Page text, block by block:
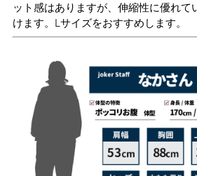
ット感はありますが、伸縮性に優れて
けます。Lサイズをおすすめします。